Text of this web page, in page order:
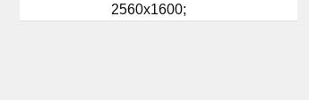
2560x1600;